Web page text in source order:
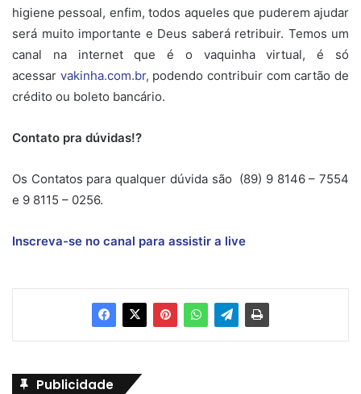
higiene pessoal, enfim, todos aqueles que puderem ajudar
será muito importante e Deus saberá retribuir. Temos um
canal na internet que é o vaquinha virtual, é só
acessar vakinha.com.br, podendo contribuir com cartão de
crédito ou boleto bancário.
Contato pra dúvidas!?
Os Contatos para qualquer dúvida são (89) 9 8146 – 7554
e 9 8115 – 0256.
Inscreva-se no canal para assistir a live
Publicidade